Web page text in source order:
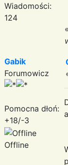
Wiadomości:
124
«
Gabik
Forumowicz
Pomocna dłoń:
+18/-3
Offline